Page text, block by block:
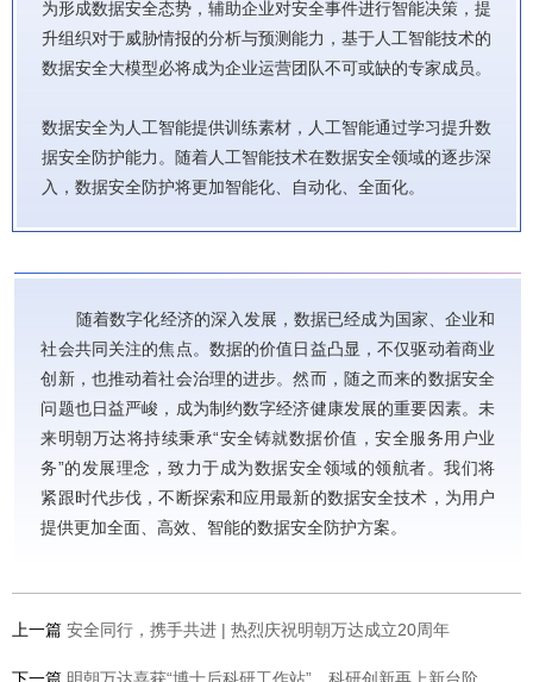
为形成数据安全态势，辅助企业对安全事件进行智能决策，提
升组织对于威胁情报的分析与预测能力，基于人工智能技术的
数据安全大模型必将成为企业运营团队不可或缺的专家成员。
数据安全为人工智能提供训练素材，人工智能通过学习提升数
据安全防护能力。随着人工智能技术在数据安全领域的逐步深
入，数据安全防护将更加智能化、自动化、全面化。
随着数字化经济的深入发展，数据已经成为国家、企业和
社会共同关注的焦点。数据的价值日益凸显，不仅驱动着商业
创新，也推动着社会治理的进步。然而，随之而来的数据安全
问题也日益严峻，成为制约数字经济健康发展的重要因素。未
来明朝万达将持续秉承“安全铸就数据价值，安全服务用户业
务”的发展理念，致力于成为数据安全领域的领航者。我们将
紧跟时代步伐，不断探索和应用最新的数据安全技术，为用户
提供更加全面、高效、智能的数据安全防护方案。
上一篇 安全同行，携手共进 | 热烈庆祝明朝万达成立20周年